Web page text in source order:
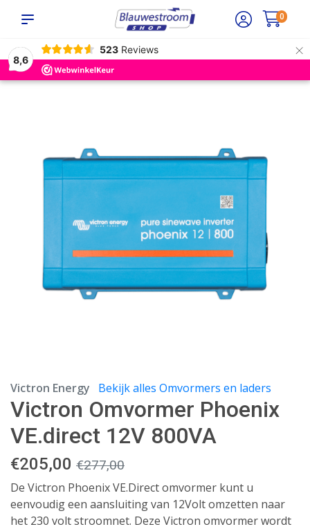
8,6
523 Reviews ×
0
Victron Energy Bekijk alles Omvormers en laders
Victron Omvormer Phoenix
VE.direct 12V 800VA
€205,00 €277,00
De Victron Phoenix VE.Direct omvormer kunt u
eenvoudig een aansluiting van 12Volt omzetten naar
het 230 volt stroomnet. Deze Victron omvormer wordt